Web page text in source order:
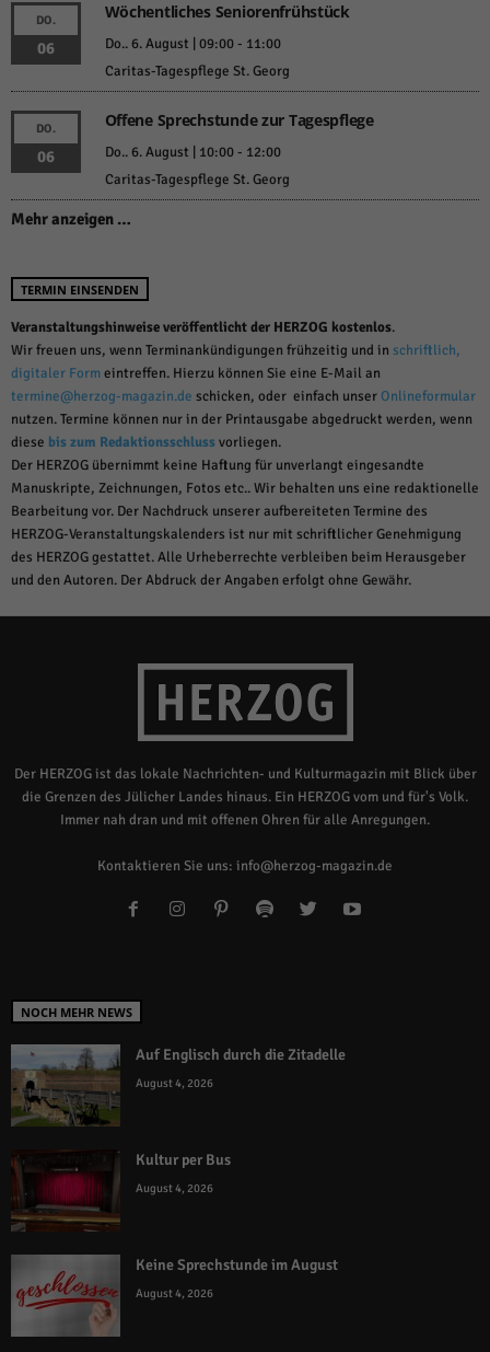
DO.
06
Wöchentliches Seniorenfrühstück
Do.. 6. August | 09:00- 11:00
Caritas-Tagespflege St. Georg
DO.
06
Offene Sprechstunde zur Tagespflege
Do.. 6. August | 10:00- 12:00
Caritas-Tagespflege St. Georg
Mehr anzeigen …
TERMIN EINSENDEN
Veranstaltungshinweise veröffentlicht der HERZOG kostenlos.
Wir freuen uns, wenn Terminankündigungen frühzeitig und in schriftlich,
digitaler Formeintreffen. Hierzu können Sie eine E-Mail an
termine@herzog-magazin.de schicken, oder einfach unserOnlineformular
nutzen. Termine können nur in der Printausgabe abgedruckt werden, wenn
diese bis zum Redaktionsschlussvorliegen.
Der HERZOG übernimmt keine Haftung für unverlangt eingesandte
Manuskripte, Zeichnungen, Fotos etc.. Wir behalten uns eine redaktionelle
Bearbeitung vor. Der Nachdruck unserer aufbereiteten Termine des
HERZOG-Veranstaltungskalenders ist nur mit schriftlicher Genehmigung
des HERZOG gestattet. Alle Urheberrechte verbleiben beim Herausgeber
und den Autoren. Der Abdruck der Angaben erfolgt ohne Gewähr.
Der HERZOG ist das lokale Nachrichten- und Kulturmagazin mit Blick über
die Grenzen des Jülicher Landes hinaus. Ein HERZOG vom und für's Volk.
Immer nah dran und mit offenen Ohren für alle Anregungen.
Kontaktieren Sie uns: info@herzog-magazin.de
NOCH MEHR NEWS
Auf Englisch durch die Zitadelle
August 4, 2026
Kultur per Bus
August 4, 2026
Keine Sprechstunde im August
August 4, 2026